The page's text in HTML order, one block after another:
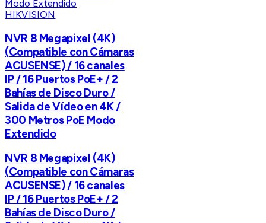
HIKVISION
NVR 8 Megapixel (4K)
(Compatible con Cámaras
ACUSENSE) / 16 canales
IP / 16 Puertos PoE+ / 2
Bahías de Disco Duro /
Salida de Vídeo en 4K /
300 Metros PoE Modo
Extendido
NVR 8 Megapixel (4K)
(Compatible con Cámaras
ACUSENSE) / 16 canales
IP / 16 Puertos PoE+ / 2
Bahías de Disco Duro /